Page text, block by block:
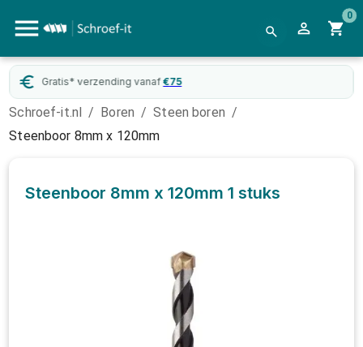
0
Gratis* verzending vanaf €75
Schroef-it.nl / Boren / Steen boren /
Steenboor 8mm x 120mm
Steenboor 8mm x 120mm 1 stuks